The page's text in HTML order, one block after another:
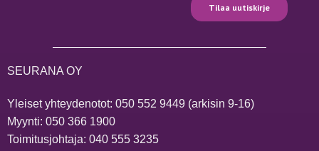
SEURANA OY
Yleiset yhteydenotot: 050 552 9449(arkisin 9-16)
Myynti: 050 366 1900
Toimitusjohtaja: 040 555 3235